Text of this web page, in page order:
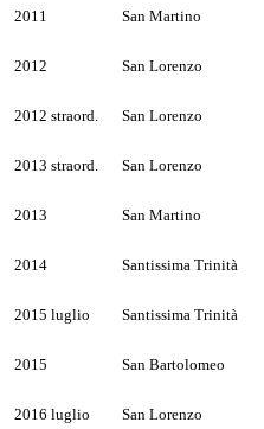
2011 San Martino
2012 San Lorenzo
2012 straord. San Lorenzo
2013 straord. San Lorenzo
2013 San Martino
2014 Santissima Trinità
2015 luglio Santissima Trinità
2015 San Bartolomeo
2016 luglio San Lorenzo